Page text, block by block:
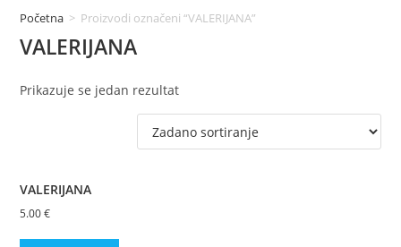
Početna > Proizvodi označeni “VALERIJANA”
VALERIJANA
Prikazuje se jedan rezultat
VALERIJANA
5.00€